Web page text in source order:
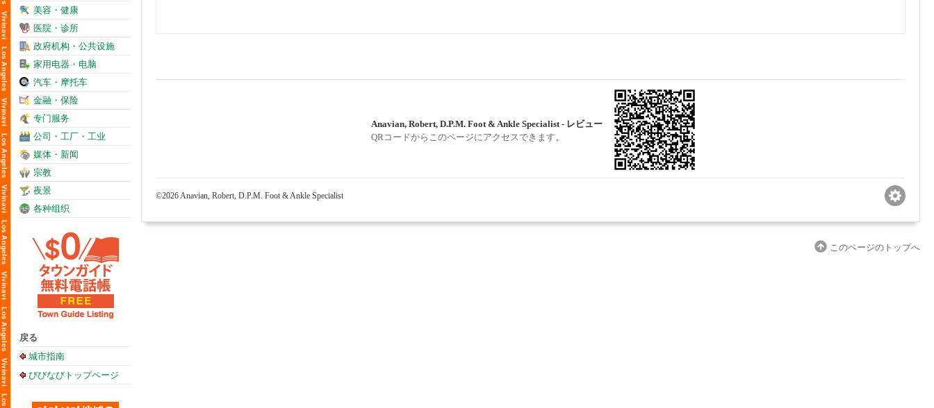
美容・健康
医院・诊所
政府机构・公共设施
家用电器・电脑
汽车・摩托车
金融・保险
专门服务
公司・工厂・工业
媒体・新闻
宗教
夜景
各种组织
戻る
城市指南
びびなびトップページ
Anavian, Robert, D.P.M. Foot & Ankle Specialist - レビュー
QRコードからこのページにアクセスできます。
©2026 Anavian, Robert, D.P.M. Foot & Ankle Specialist
このページのトップへ